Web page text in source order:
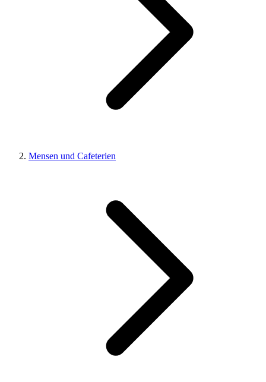
Mensen und Cafeterien